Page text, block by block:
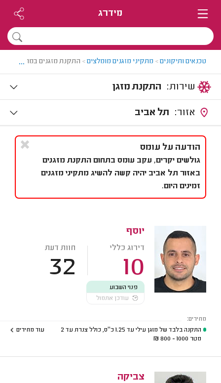
מידרג
טכנאים ותיקונים> מתקיני מזגנים מומלצים> התקנת מזגנים במרכז
...
התקנת מזגן
תל אביב
הודעה על עומס
גולשים יקרים, עקב עומס בתחום התקנת מזגנים
באזור תל אביב יהיה קשה להשיג מתקיני מזגנים
זמינים היום.
יוסף
דירוג כללי
10
חוות דעת
32
פנוי השבוע
עודכן אתמול
מחירים:
התקנה בלבד של מזגן עילי עד 1.25 כ''ס, כולל צנרת עד 2
מטר 1000 - 800
₪
עוד מחירים
צביקה